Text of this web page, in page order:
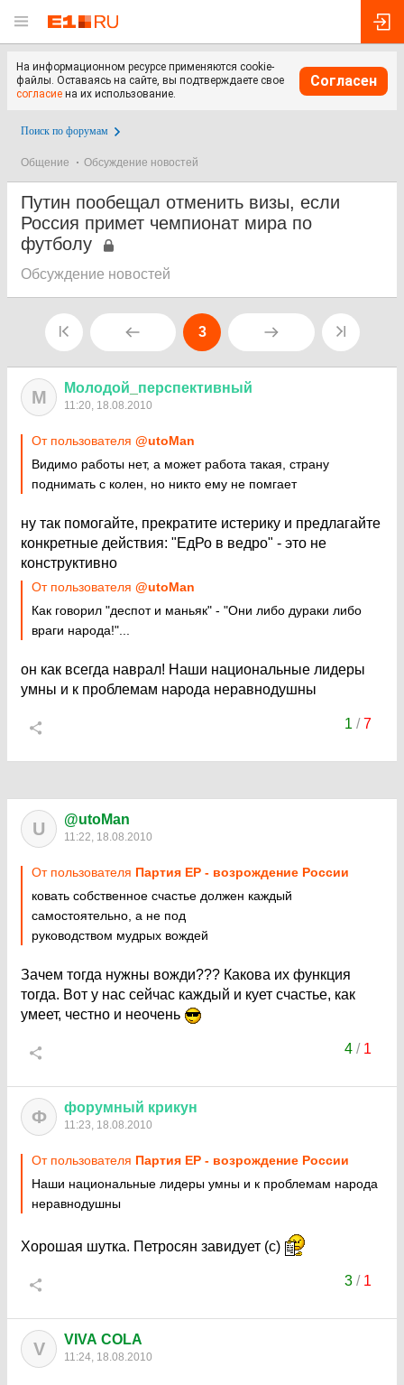
На информационном ресурсе применяются cookie-
файлы. Оставаясь на сайте, вы подтверждаете свое
согласие на их использование.
Согласен
Поиск по форумам
Общение Обсуждение новостей
Путин пообещал отменить визы, если
Россия примет чемпионат мира по
футболу
Обсуждение новостей
3
М Молодой перспективный
11:20, 18.08.2010
От пользователя @utoMan
Видимо работы нет, а может работа такая, страну
поднимать с колен, но никто ему не помгает
ну так помогайте, прекратите истерику и предлагайте
конкретные действия: "ЕдРо в ведро" - это не
конструктивно
От пользователя @utoMan
Как говорил "деспот и маньяк" - "Они либо дураки либо
враги народа!"...
он как всегда наврал! Наши национальные лидеры
умны и к проблемам народа неравнодушны
1 /7
U @utoMan
11:22, 18.08.2010
От пользователя Партия ЕР - возрождение России
ковать собственное счастье должен каждый
самостоятельно, а не под
руководством мудрых вождей
Зачем тогда нужны вожди??? Какова их функция
тогда. Вот у нас сейчас каждый и кует счастье, как
умеет, честно и неочень
4/ 1
Ф форумный крикун
11:23, 18.08.2010
От пользователя Партия ЕР - возрождение России
Наши национальные лидеры умны и к проблемам народа
неравнодушны
Хорошая шутка. Петросян завидует (с)
3/ 1
V VIVA COLA
11:24, 18.08.2010